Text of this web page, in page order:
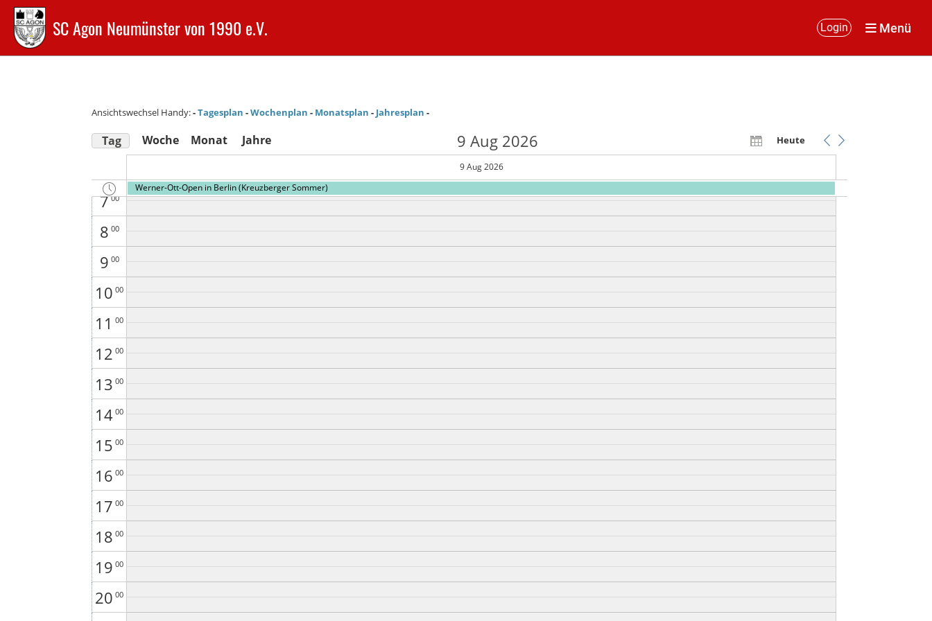
SC Agon Neumünster von 1990 e.V. Login Menü
Ansichtswechsel Handy:-Tagesplan -Wochenplan - Monatsplan - Jahresplan -
Heute
9 Aug 2026
Tag Woche Monat Jahre
9 Aug 2026
Werner-Ott-Open in Berlin (Kreuzberger Sommer)
1
4 00
500
700
8 00
9 00
10 00
11 00
12 00
13 00
14 00
15 00
16 00
17 00
18 00
19 00
20 00